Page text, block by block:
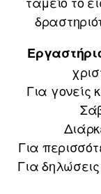
Για γονείς
Για
Για